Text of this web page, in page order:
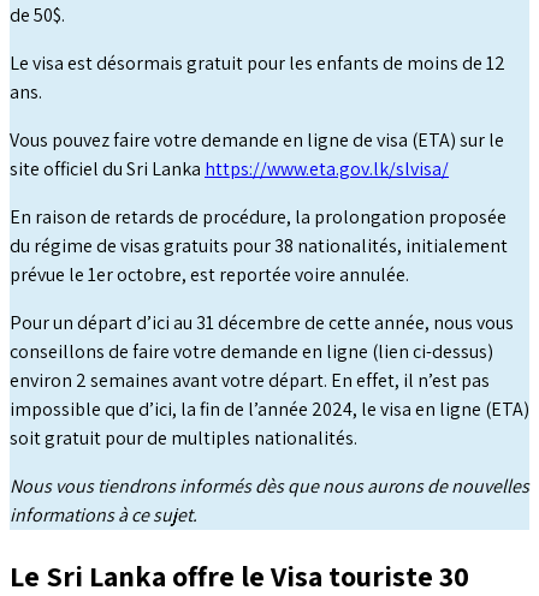
de 50$.
Le visa est désormais gratuit pour les enfants de moins de 12
ans.
Vous pouvez faire votre demande en ligne de visa (ETA) sur le
site officiel du Sri Lanka https://www.eta.gov.lk/slvisa/
En raison de retards de procédure, la prolongation proposée
du régime de visas gratuits pour 38 nationalités, initialement
prévue le 1er octobre, est reportée voire annulée.
Pour un départ d’ici au 31 décembre de cette année, nous vous
conseillons de faire votre demande en ligne (lien ci-dessus)
environ 2 semaines avant votre départ. En effet, il n’est pas
impossible que d’ici, la fin de l’année 2024, le visa en ligne (ETA)
soit gratuit pour de multiples nationalités.
Nous vous tiendrons informés dès que nous aurons de nouvelles
informations à ce sujet.
Le Sri Lanka offre le Visa touriste 30